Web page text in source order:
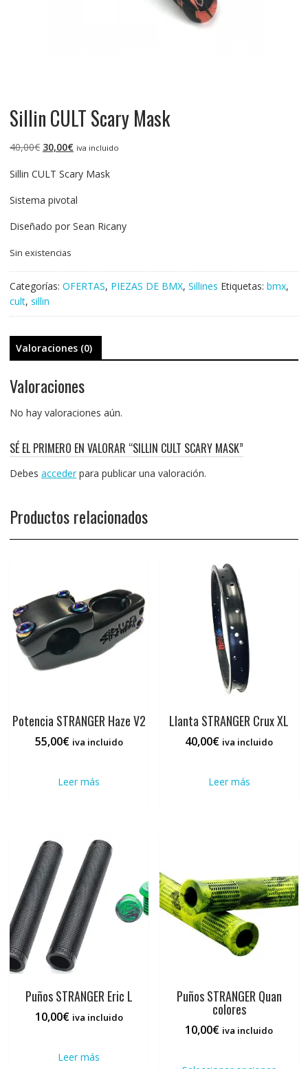
Sillin CULT Scary Mask
40,00€ El
original
40,00€.
30,00€El
actual
30,00€.
iva incluido
Sillin CULT Scary Mask
Sistema pivotal
Diseñado por Sean Ricany
Sin existencias
Categorías: OFERTAS, PIEZAS DE BMX, Sillines Etiquetas: bmx,
cult, sillin
Valoraciones (0)
Valoraciones
No hay valoraciones aún.
SÉ EL PRIMERO EN VALORAR “SILLIN CULT SCARY MASK”
Debes accederpara publicar una valoración.
Productos relacionados
Potencia STRANGER Haze V2
55,00€ iva incluido
Leer más
Llanta STRANGER Crux XL
40,00€ iva incluido
Leer más
Puños STRANGER Eric L
10,00€ iva incluido
Leer más
Puños STRANGER Quan
colores
10,00€ iva incluido